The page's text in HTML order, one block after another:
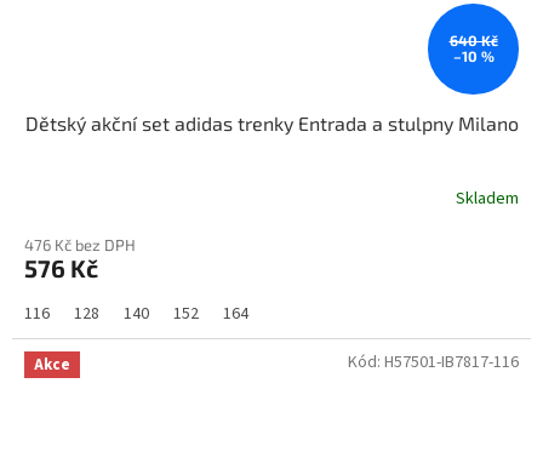
640 Kč
–10 %
Dětský akční set adidas trenky Entrada a stulpny Milano
Skladem
476 Kč bez DPH
576 Kč
116 128 140 152 164
Akce Kód: H57501-IB7817-116